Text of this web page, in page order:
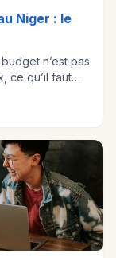
Niger : le
n’est pas
ce qu’il faut